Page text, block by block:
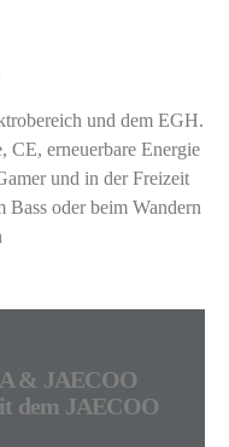
und dem EGH.
CE, erneuerbare Energie
und in der Freizeit
Bass oder beim Wandern
& JAECOO
dem JAECOO